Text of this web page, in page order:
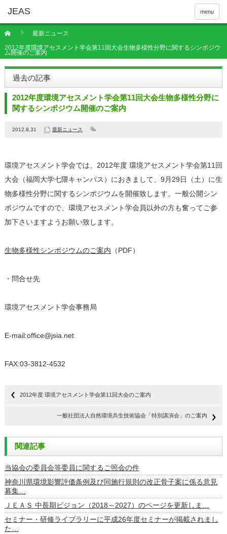
menu
最新ニュース
2012年度環境アセスメント学会第11回大会生物多様性分野に関するシンポジウ
ム開催のご案内
過去の記事
2012年度環境アセスメント学会第11回大会生物多様性分野に
関するシンポジウム開催のご案内
2012.8.31 最新ニュース
環境アセスメント学会では、2012年度 環境アセスメント学会第11回
大会（福岡大学七隈キャンパス）におきまして、9月29日（土）に生
物多様性分野に関するシンポジウムを開催致します。一般公開シン
ポジウムですので、環境アセスメント学会員以外の方も奮ってご参
加下さいますようお願い致します。
生物多様性シンポジウムのご案内 （PDF）
・問合せ先
環境アセスメント学会事務局
E-mail:office@jsia.net
FAX:03-3812-4532
2012年度 環境アセスメント学会第11回大会のご案内
一般社団法人自然環境共生技術協会「特別講演会」のご案内
関連記事
当協会の委員会等委員に関するご照会の件
神奈川県環境影響評価条例及び同施行規則の改正骨子案に係る意見
募集…
ＪＥＡＳ 中長期ビジョン（2018～2027）のページを更新しま…
セミナー・研修ライブラリーに平成26年度セミナーが掲載されまし
た…